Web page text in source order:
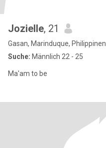
Jozielle, 21
Gasan, Marinduque, Philippinen
Suche: Männlich 22 - 25
Ma'am to be